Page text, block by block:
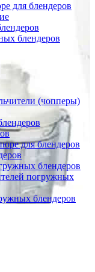
для блендеров
блендеров
(чопперы)
для блендеров
блендеров
погружных
блендеров